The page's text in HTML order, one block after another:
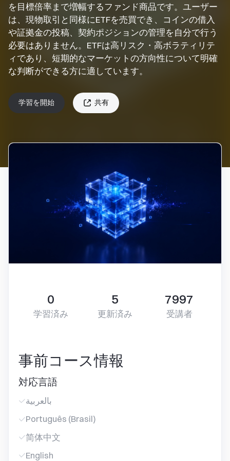
を目標倍率まで増幅するファンド商品です。ユーザー
は、現物取引と同様にETFを売買でき、コインの借入
や証拠金の投稿、契約ポジションの管理を自分で行う
必要はありません。ETFは高リスク・高ボラティリテ
ィであり、短期的なマーケットの方向性について明確
な判断ができる方に適しています。
学習を開始 共有
0
学習済み
5
更新済み
7997
受講者
事前コース情報
対応言語
بالعربية
Português (Brasil)
简体中文
English